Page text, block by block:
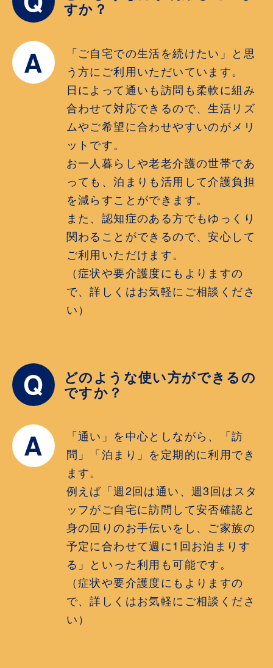
すか？
A
「ご自宅での生活を続けたい」と思
う方にご利用いただいています。
日によって通いも訪問も柔軟に組み
合わせて対応できるので、生活リズ
ムやご希望に合わせやすいのがメリ
ットです。
お一人暮らしや老老介護の世帯であ
っても、泊まりも活用して介護負担
を減らすことができます。
また、認知症のある方でもゆっくり
関わることができるので、安心して
ご利用いただけます。
（症状や要介護度にもよりますの
で、詳しくはお気軽にご相談くださ
い）
Q どのような使い方ができるの
ですか？
A
「通い」を中心としながら、「訪
問」「泊まり」を定期的に利用でき
ます。
例えば「週2回は通い、週3回はスタ
ッフがご自宅に訪問して安否確認と
身の回りのお手伝いをし、ご家族の
予定に合わせて週に1回お泊まりす
る」といった利用も可能です。
（症状や要介護度にもよりますの
で、詳しくはお気軽にご相談くださ
い）